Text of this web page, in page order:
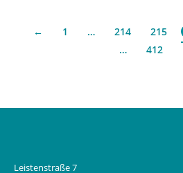
← 1 … 214 215
…
412
Leistenstraße 7